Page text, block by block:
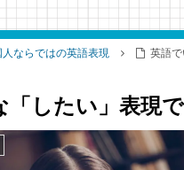
人ならではの英語表現 英語
「したい」表現